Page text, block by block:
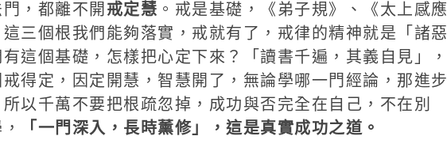
，都離不開 戒定慧 。戒是基礎，《弟子規》、《太上感應
三個根我們能夠落實，戒就有了，戒律的精神就是「諸惡
這個基礎，怎樣把心定下來？「讀書千遍，其義自見」，
得定，因定開慧，智慧開了，無論學哪一門經論，那進步
以千萬不要把根疏忽掉，成功與否完全在自己，不在別
「一門深入，長時薰修」，這是真實成功之道。